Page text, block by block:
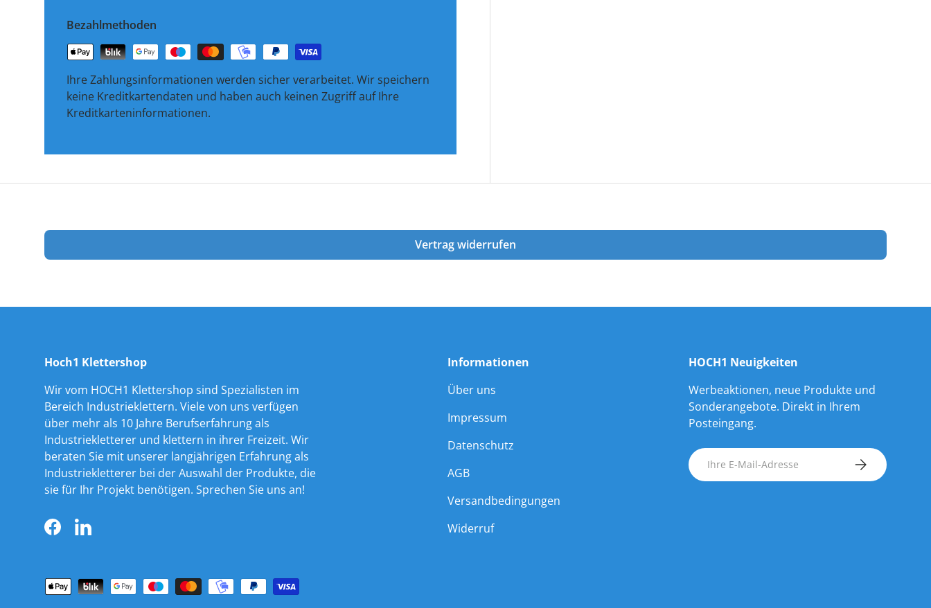
Bezahlmethoden
Ihre Zahlungsinformationen werden sicher verarbeitet. Wir speichern
keine Kreditkartendaten und haben auch keinen Zugriff auf Ihre
Kreditkarteninformationen.
Vertrag widerrufen
Hoch1 Klettershop
Wir vom HOCH1 Klettershop sind Spezialisten im
Bereich Industrieklettern. Viele von uns verfügen
über mehr als 10 Jahre Berufserfahrung als
Industriekletterer und klettern in ihrer Freizeit. Wir
beraten Sie mit unserer langjährigen Erfahrung als
Industriekletterer bei der Auswahl der Produkte, die
sie für Ihr Projekt benötigen. Sprechen Sie uns an!
FacebookLinkedIn
Informationen
Über uns
Impressum
Datenschutz
AGB
Versandbedingungen
Widerruf
HOCH1 Neuigkeiten
Werbeaktionen, neue Produkte und
Sonderangebote. Direkt in Ihrem
Posteingang.
E-Mail ABONNIEREN
Zahlungsmethoden